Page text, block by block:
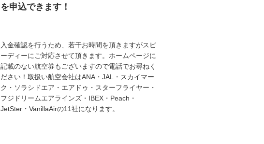
を申込できます！
入金確認を行うため、若干お時間を頂きますがスピ
ーディーにご対応させて頂きます。ホームページに
記載のない航空券もございますので電話でお尋ねく
ださい！取扱い航空会社はANA・JAL・スカイマー
ク・ソラシドエア・エアドゥ・スターフライヤー・
フジドリームエアラインズ・IBEX・Peach・
JetSter・VanillaAirの11社になります。